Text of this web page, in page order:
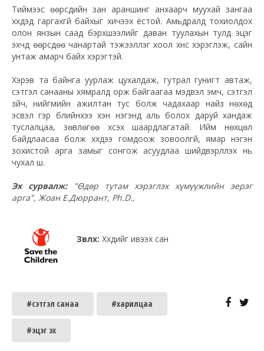
Тиймээс өөрсдийн зан араншинг анхаарч муухай зангаа
хүүхдэд гаргахгүй байхыг хичээх ёстой. Амьдралд тохиолдох
олон янзын саад бэрхшээлийг даван туулахын тулд эцэг
эхчүүд өөрсдөө чанартай тэжээллэг хоол хүнс хэрэглэж, сайн
унтаж амарч байх хэрэгтэй.
Хэрэв та байнга уурлаж цухалдаж, гутрал гунигт автаж,
сэтгэл санааны хямралд орж байгаагаа мэдвэл эмч, сэтгэл
зүйч, нийгмийн ажилтан тус болж чадахаар найз нөхөд
эсвэл гэр бүлийнхээ хэн нэгэнд аль болох даруй хандаж
туслалцаа, зөвлөгөө хүсэх шаардлагатай. Ийм нөхцөл
байдлаасаа болж хүүхдээ гомдоож зовоолгүй, ямар нэгэн
зохистой арга замыг сонгож асуудлаа шийдвэрлүүлэх нь
чухал шүү.
Эх сурвалж:
"Өдөр тутам хэрэглэх хүмүүжлийн эерэг
арга", Жоан Е.Дюррант, Ph.D.,
Зөвлөх: Хүүхдийг ивээх сан
#сэтгэл санаа #харилцаа
#эцэг эх